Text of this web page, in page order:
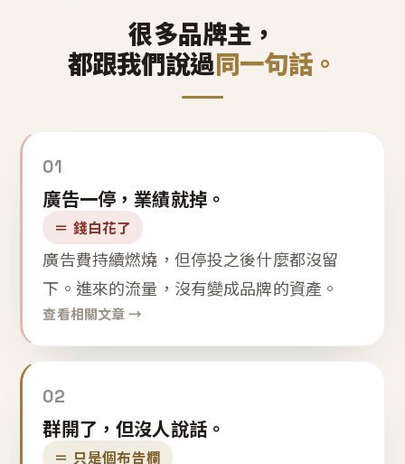
很多品牌主，
都跟我們說過同一句話。
01
廣告一停，業績就掉。
＝ 錢白花了
廣告費持續燃燒，但停投之後什麼都沒留
下。進來的流量，沒有變成品牌的資產。
查看相關文章 →
02
群開了，但沒人說話。
＝ 只是個布告欄